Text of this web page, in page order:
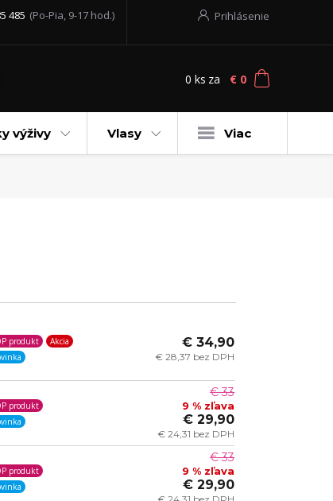
Prihlásenie
485 (Po-Pia, 9-17 hod.)
0 ks za € 0
výživy Vlasy Viac
produkt
Akcia
€ 34,90
€ 28,37 bez DPH
produkt
€ 33
9 % zľava
€ 29,90
€ 24,31 bez DPH
produkt
€ 33
9 % zľava
€ 29,90